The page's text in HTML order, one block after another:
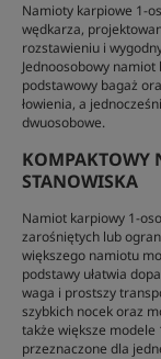
Namioty karpiowe 1-
wędkarza,
rozstawieniu i
Jednoosobowy
podstawowy bagaż
łowienia, a
dwuosobowe.
KOMPAKTOWY
STANOWISKA
Namiot karpiowy 1-
zarośniętych lub
większego namiotu
podstawy ułatwia
waga i prostszy
szybkich nocek oraz
także większe modele
przeznaczone dla